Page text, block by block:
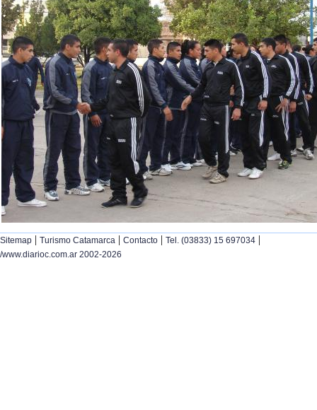
Sitemap | Turismo Catamarca | Contacto | Tel. (03833) 15 697034 |
/www.diarioc.com.ar 2002-2026